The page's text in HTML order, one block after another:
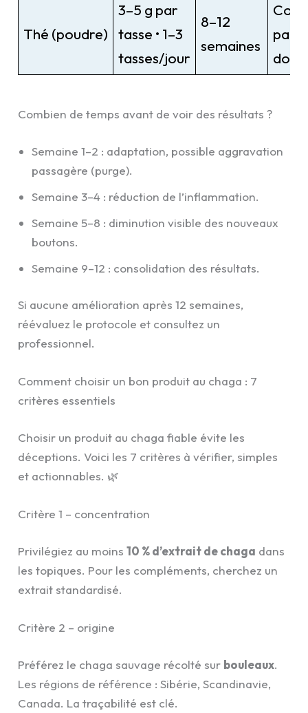
Thé (poudre)
3–5 g par
tasse • 1–3
tasses/jour
8–12
semaines
par
dose
Combien de temps avant de voir des résultats ?
Semaine 1–2 : adaptation, possible aggravation
passagère (purge).
Semaine 3–4 : réduction de l’inflammation.
Semaine 5–8 : diminution visible des nouveaux
boutons.
Semaine 9–12 : consolidation des résultats.
Si aucune amélioration après 12 semaines,
réévaluez le protocole et consultez un
professionnel.
Comment choisir un bon produit au chaga : 7
critères essentiels
Choisir un produit au chaga fiable évite les
déceptions. Voici les 7 critères à vérifier, simples
et actionnables. 🌿
Critère 1 – concentration
Privilégiez au moins10 % d’extrait de chaga dans
les topiques. Pour les compléments, cherchez un
extrait standardisé.
Critère 2 – origine
Préférez le chaga sauvage récolté sur bouleaux.
Les régions de référence : Sibérie, Scandinavie,
Canada. La traçabilité est clé.